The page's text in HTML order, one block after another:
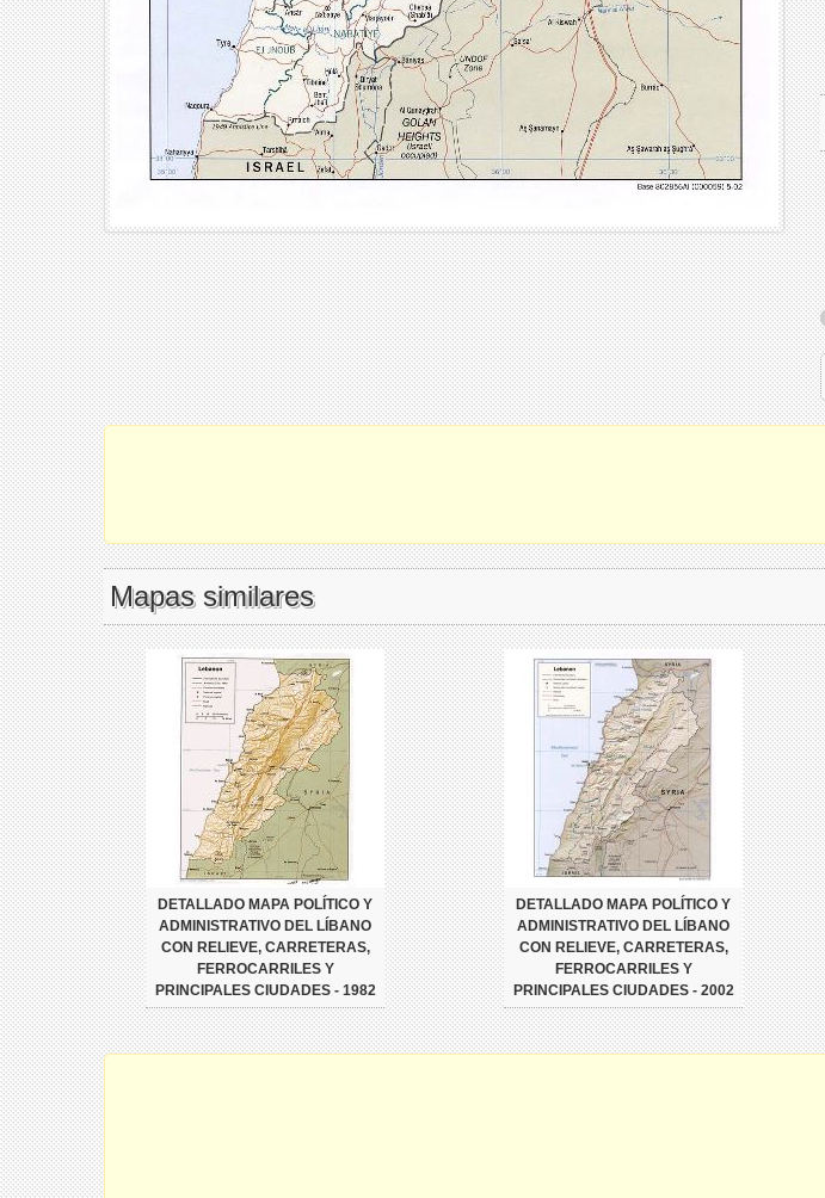
Mapas similares
DETALLADO MAPA POLÍTICO Y
ADMINISTRATIVO DEL LÍBANO
CON RELIEVE, CARRETERAS,
FERROCARRILES Y
PRINCIPALES CIUDADES - 1982
DETALLADO MAPA POLÍTICO Y
ADMINISTRATIVO DEL LÍBANO
CON RELIEVE, CARRETERAS,
FERROCARRILES Y
PRINCIPALES CIUDADES - 2002